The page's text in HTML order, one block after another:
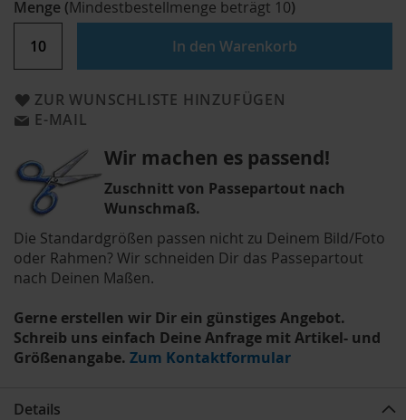
Menge (Mindestbestellmenge beträgt 10)
In den Warenkorb
ZUR WUNSCHLISTE HINZUFÜGEN
E-MAIL
Wir machen es passend!
Zuschnitt von Passepartout nach
Wunschmaß.
Die Standardgrößen passen nicht zu Deinem Bild/Foto
oder Rahmen? Wir schneiden Dir das Passepartout
nach Deinen Maßen.
Gerne erstellen wir Dir ein günstiges Angebot.
Schreib uns einfach Deine Anfrage mit Artikel- und
Größenangabe. Zum Kontaktformular
Details